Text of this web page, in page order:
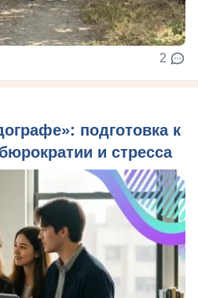
2
подготовка к
и стресса